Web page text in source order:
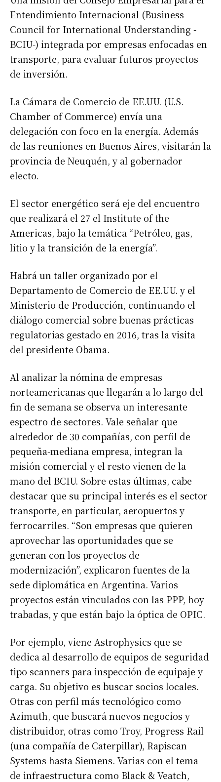
Entendimiento Internacional (Business
Council for International Understanding -
BCIU-) integrada por empresas enfocadas en
transporte, para evaluar futuros proyectos
de inversión.
La Cámara de Comercio de EE.UU. (U.S.
Chamber of Commerce) envía una
delegación con foco en la energía. Además
de las reuniones en Buenos Aires, visitarán la
provincia de Neuquén, y al gobernador
electo.
El sector energético será eje del encuentro
que realizará el 27 el Institute of the
Americas, bajo la temática “Petróleo, gas,
litio y la transición de la energía”.
Habrá un taller organizado por el
Departamento de Comercio de EE.UU. y el
Ministerio de Producción, continuando el
diálogo comercial sobre buenas prácticas
regulatorias gestado en 2016, tras la visita
del presidente Obama.
Al analizar la nómina de empresas
norteamericanas que llegarán a lo largo del
fin de semana se observa un interesante
espectro de sectores. Vale señalar que
alrededor de 30 compañías, con perfil de
pequeña-mediana empresa, integran la
misión comercial y el resto vienen de la
mano del BCIU. Sobre estas últimas, cabe
destacar que su principal interés es el sector
transporte, en particular, aeropuertos y
ferrocarriles. “Son empresas que quieren
aprovechar las oportunidades que se
generan con los proyectos de
modernización”, explicaron fuentes de la
sede diplomática en Argentina. Varios
proyectos están vinculados con las PPP, hoy
trabadas, y que están bajo la óptica de OPIC.
Por ejemplo, viene Astrophysics que se
dedica al desarrollo de equipos de seguridad
tipo scanners para inspección de equipaje y
carga. Su objetivo es buscar socios locales.
Otras con perfil más tecnológico como
Azimuth, que buscará nuevos negocios y
distribuidor, otras como Troy, Progress Rail
(una compañía de Caterpillar), Rapiscan
Systems hasta Siemens. Varias con el tema
de infraestructura como Black & Veatch,